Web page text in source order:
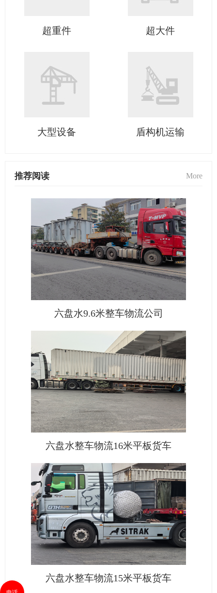
超重件 超大件
大型设备 盾构机运输
推荐阅读 More
六盘水9.6米整车物流公司
六盘水整车物流16米平板货车
六盘水整车物流15米平板货车